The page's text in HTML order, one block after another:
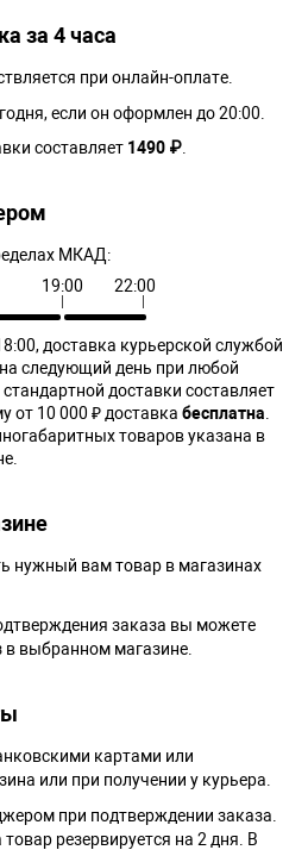
за 4 часа
при онлайн-оплате.
если он оформлен до 20:00.
составляет 1490 ₽
МКАД:
19:00 22:00
доставка курьерской службой
следующий день при любой
доставки составляет
от 10 000 ₽ доставка бесплатна
товаров указана в
нужный вам товар в магазинах
заказа вы можете
в выбранном магазине.
картами или
или при получении у курьера.
при подтверждении заказа.
резервируется на 2 дня. В